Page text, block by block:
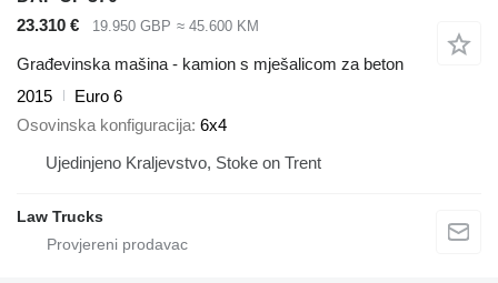
23.310 €
19.950 GBP ≈ 45.600 KM
Građevinska mašina - kamion s mješalicom za beton
2015
Euro 6
Osovinska konfiguracija 6x4
Ujedinjeno Kraljevstvo, Stoke on Trent
Law Trucks